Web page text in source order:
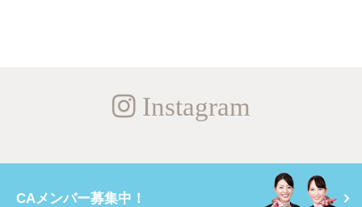
Instagram
CAメンバー募集中！